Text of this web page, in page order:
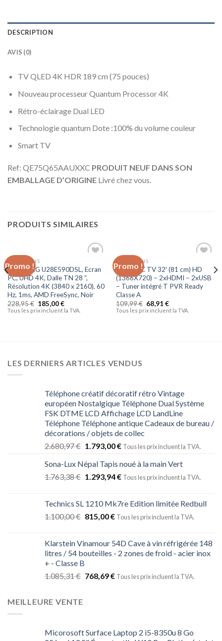
DESCRIPTION
AVIS (0)
TV QLED 4K HDR 189 cm (75 pouces)
Nouveau processeur Quantum Processor 4K
Rétro-éclairage Dual LED
Technologie quantum Dote :100% du volume couleur
Smart TV
Ref: QE75Q65AAUXXC PRODUIT NEUF DANS SON
EMBALLAGE D’ORIGINE Livré chez vous.
PRODUITS SIMILAIRES
Promo !
à la liste
d’envies
TÉLÉVISIONS
SAMSUNG U28E590DSL, Ecran
PC, UHD 4K, Dalle TN 28 “,
Résolution 4K (3840 x 2160), 60
Hz, 1ms, AMD FreeSync, Noir
228,95€ 185,00€
Tous les prix incluent la TVA.
Promo !
Ajouter
à la liste
d’envies
TÉLÉVISIONS
OCEANIC TV 32′ (81 cm) HD
(1366X720) – 2xHDMI – 2xUSB
– Tuner intégré T PVR Ready
Classe A
109,99€ 68,91 €
Tous les prix incluent la TVA.
LES DERNIERS ARTICLES VENDUS
Téléphone créatif décoratif rétro Vintage
européen Nostalgique Téléphone Dual Système
FSK DTME LCD Affichage LCD LandLine
Téléphone Téléphone antique Cadeaux de bureau /
décorations / objets de collec
2.680,97€ 1.793,00€ Tous les prix incluent la TVA.
Sona-Lux Népal Tapis noué à la main Vert
1.763,38€ 1.293,94€ Tous les prix incluent la TVA.
Technics SL 1210 Mk7re Edition limitée Redbull
1.100,00€ 815,00€ Tous les prix incluent la TVA.
Klarstein Vinamour 54D Cave à vin réfrigérée 148
litres / 54 bouteilles - 2 zones de froid - acier inox
+ - Classe B
1.085,31€ 768,69€ Tous les prix incluent la TVA.
MEILLEURE VENTE
Micorosoft Surface Laptop 2 i5-8350u 8 Go